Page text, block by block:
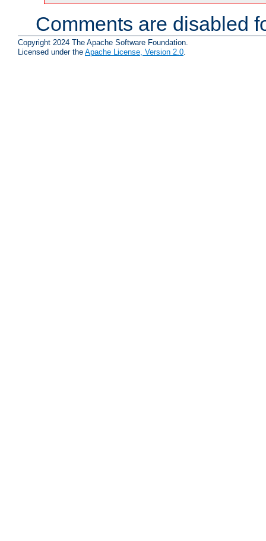
Comments are disabled
Copyright 2024 The Apache Software Foundation.
Licensed under the Apache License, Version 2.0